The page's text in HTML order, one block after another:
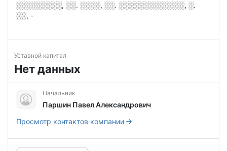
░░░░░░░░░, ░░. ░░░░, ░░. ░░░░░░░░░░░░░, ░.
░░, -
Уставной капитал
Нет данных
Начальник
Паршин Павел Александрович
Просмотр контактов компании